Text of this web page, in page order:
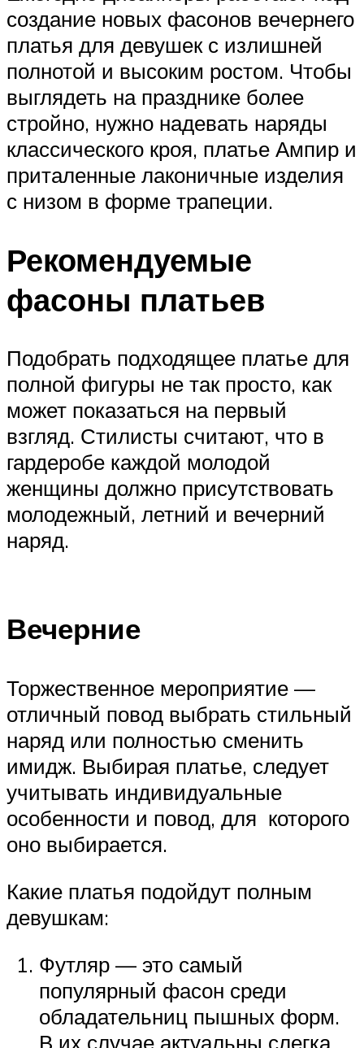
создание новых фасонов вечернего
платья для девушек с излишней
полнотой и высоким ростом. Чтобы
выглядеть на празднике более
стройно, нужно надевать наряды
классического кроя, платье Ампир и
приталенные лаконичные изделия
с низом в форме трапеции.
Рекомендуемые
фасоны платьев
Подобрать подходящее платье для
полной фигуры не так просто, как
может показаться на первый
взгляд. Стилисты считают, что в
гардеробе каждой молодой
женщины должно присутствовать
молодежный, летний и вечерний
наряд.
Вечерние
Торжественное мероприятие —
отличный повод выбрать стильный
наряд или полностью сменить
имидж. Выбирая платье, следует
учитывать индивидуальные
особенности и повод, для которого
оно выбирается.
Какие платья подойдут полным
девушкам:
Футляр — это самый
популярный фасон среди
обладательниц пышных форм.
В их случае актуальны слегка